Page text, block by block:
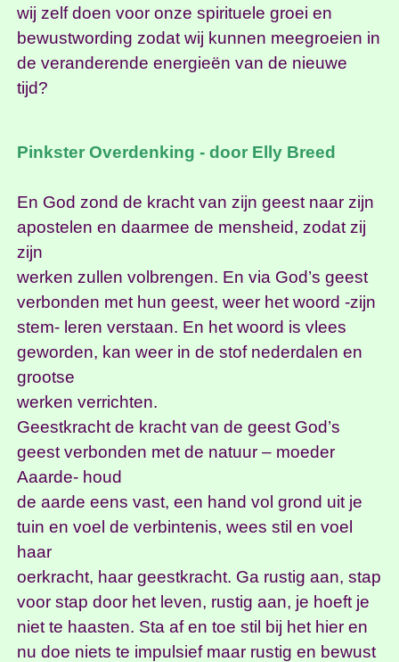
wij zelf doen voor onze spirituele groei en
bewustwording zodat wij kunnen meegroeien in
de veranderende energieën van de nieuwe
tijd?
Pinkster Overdenking - door Elly Breed
En God zond de kracht van zijn geest naar zijn
apostelen en daarmee de mensheid, zodat zij
zijn
werken zullen volbrengen. En via God’s geest
verbonden met hun geest, weer het woord -zijn
stem- leren verstaan. En het woord is vlees
geworden, kan weer in de stof nederdalen en
grootse
werken verrichten.
Geestkracht de kracht van de geest God’s
geest verbonden met de natuur – moeder
Aaarde- houd
de aarde eens vast, een hand vol grond uit je
tuin en voel de verbintenis, wees stil en voel
haar
oerkracht, haar geestkracht. Ga rustig aan, stap
voor stap door het leven, rustig aan, je hoeft je
niet te haasten. Sta af en toe stil bij het hier en
nu doe niets te impulsief maar rustig en bewust